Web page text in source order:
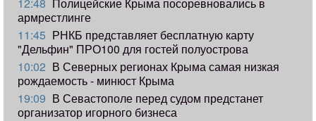
армрестлинге
11:45 РНКБ представляет бесплатную карту
"Дельфин" ПРО100 для гостей полуострова
10:02 В Северных регионах Крыма самая низкая
рождаемость - минюст Крыма
19:09 В Севастополе перед судом предстанет
организатор игорного бизнеса